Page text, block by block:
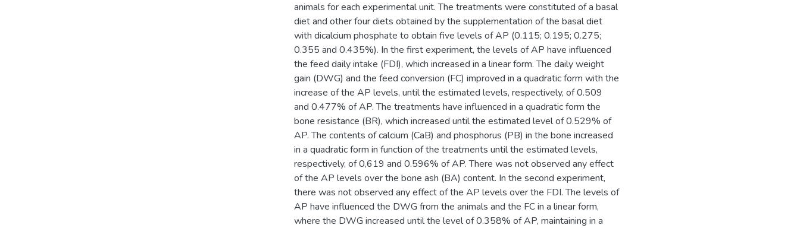
animals for each experimental unit. The treatments were constituted of a basal
diet and other four diets obtained by the supplementation of the basal diet
with dicalcium phosphate to obtain five levels of AP (0.115; 0.195; 0.275;
0.355 and 0.435%). In the first experiment, the levels of AP have influenced
the feed daily intake (FDI), which increased in a linear form. The daily weight
gain (DWG) and the feed conversion (FC) improved in a quadratic form with the
increase of the AP levels, until the estimated levels, respectively, of 0.509
and 0.477% of AP. The treatments have influenced in a quadratic form the
bone resistance (BR), which increased until the estimated level of 0.529% of
AP. The contents of calcium (CaB) and phosphorus (PB) in the bone increased
in a quadratic form in function of the treatments until the estimated levels,
respectively, of 0,619 and 0.596% of AP. There was not observed any effect
of the AP levels over the bone ash (BA) content. In the second experiment,
there was not observed any effect of the AP levels over the FDI. The levels of
AP have influenced the DWG from the animals and the FC in a linear form,
where the DWG increased until the level of 0.358% of AP, maintaining in a